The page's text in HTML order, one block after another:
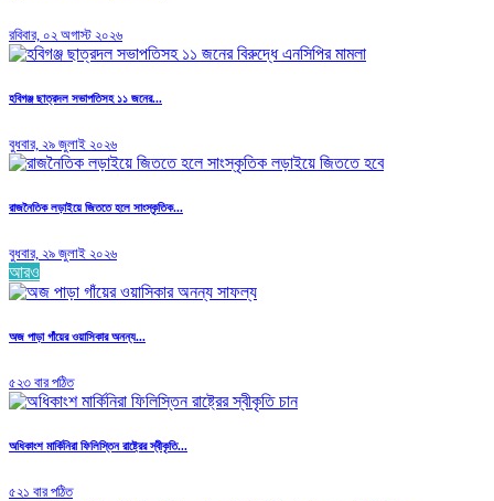
রবিবার, ০২ অগাস্ট ২০২৬
হবিগঞ্জ ছাত্রদল সভাপতিসহ ১১ জনের...
বুধবার, ২৯ জুলাই ২০২৬
রাজনৈতিক লড়াইয়ে জিততে হলে সাংস্কৃতিক...
বুধবার, ২৯ জুলাই ২০২৬
আরও
অজ পাড়া গাঁয়ের ওয়াসিকার অনন্য...
৫২৩ বার পঠিত
অধিকাংশ মার্কিনিরা ফিলিস্তিন রাষ্ট্রের স্বীকৃতি...
৫২১ বার পঠিত